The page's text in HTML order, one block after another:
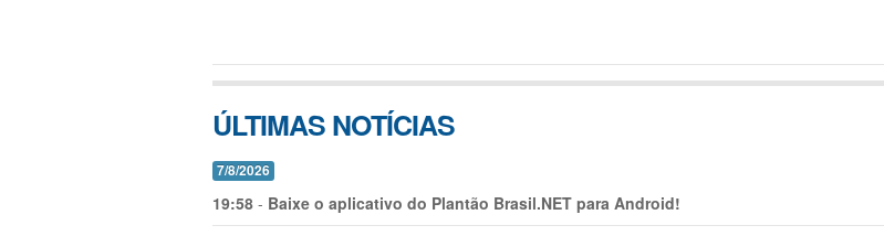
ÚLTIMAS NOTÍCIAS
7/8/2026
19:58 - Baixe o aplicativo do Plantão Brasil.NET para Android!